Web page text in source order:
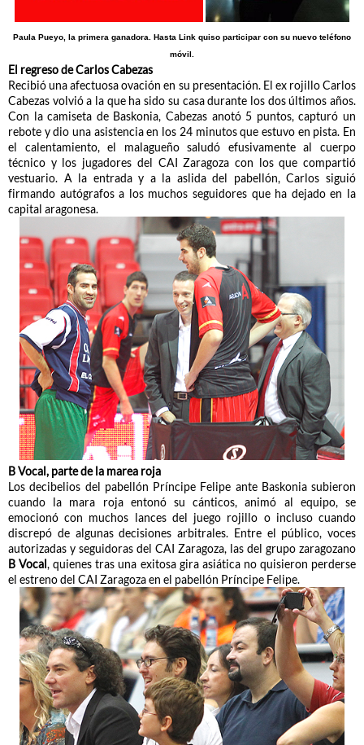
Paula Pueyo, la primera ganadora. Hasta Link quiso participar con su nuevo teléfono
móvil.
El regreso de Carlos Cabezas
Recibió una afectuosa ovación en su presentación. El ex rojillo Carlos
Cabezas volvió a la que ha sido su casa durante los dos últimos años.
Con la camiseta de Baskonia, Cabezas anotó 5 puntos, capturó un
rebote y dio una asistencia en los 24 minutos que estuvo en pista. En
el calentamiento, el malagueño saludó efusivamente al cuerpo
técnico y los jugadores del CAI Zaragoza con los que compartió
vestuario. A la entrada y a la aslida del pabellón, Carlos siguió
firmando autógrafos a los muchos seguidores que ha dejado en la
capital aragonesa.
B Vocal, parte de la marea roja
Los decibelios del pabellón Príncipe Felipe ante Baskonia subieron
cuando la mara roja entonó su cánticos, animó al equipo, se
emocionó con muchos lances del juego rojillo o incluso cuando
discrepó de algunas decisiones arbitrales. Entre el público, voces
autorizadas y seguidoras del CAI Zaragoza, las del grupo zaragozano
B Vocal, quienes tras una exitosa gira asiática no quisieron perderse
el estreno del CAI Zaragoza en el pabellón Príncipe Felipe.